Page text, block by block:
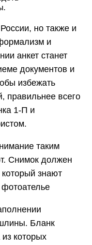
но также и
и
анкет станет
документов и
избежать
правильнее всего
1-П и
таким
Снимок должен
который знают
Бланк
из которых